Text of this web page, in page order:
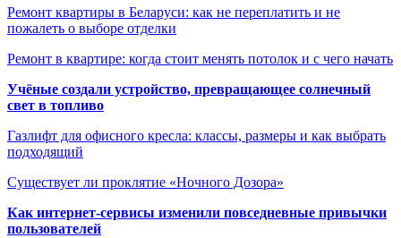
Ремонт квартиры в Беларуси: как не переплатить и не
пожалеть о выборе отделки
Ремонт в квартире: когда стоит менять потолок и с чего начать
Учёные создали устройство, превращающее солнечный
свет в топливо
Газлифт для офисного кресла: классы, размеры и как выбрать
подходящий
Существует ли проклятие «Ночного Дозора»
Как интернет-сервисы изменили повседневные привычки
пользователей